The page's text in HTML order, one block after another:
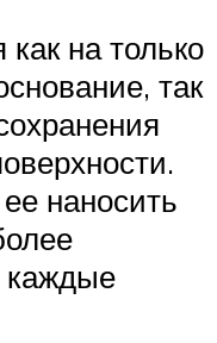
на только
так
наносить